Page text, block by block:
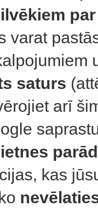
varat
saturs
arī
kas